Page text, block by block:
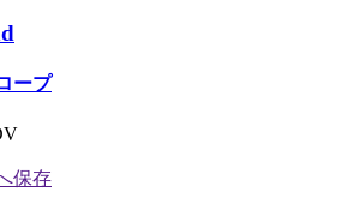
ープ